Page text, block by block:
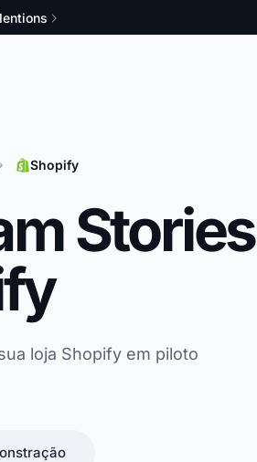
Shopify
Stories
loja Shopify em piloto